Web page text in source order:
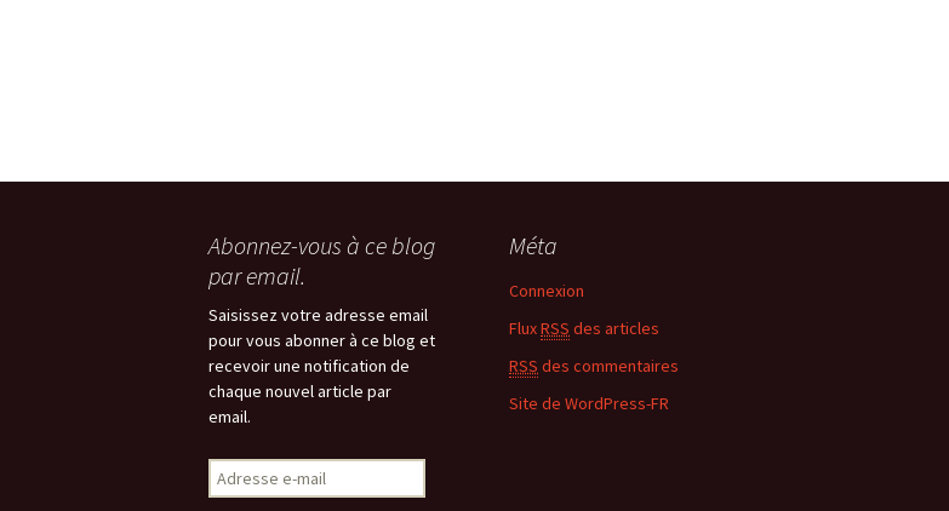
Abonnez-vous à ce blog
par email.
Saisissez votre adresse email
pour vous abonner à ce blog et
recevoir une notification de
chaque nouvel article par
email.
Adresse
e-
Méta
Connexion
FluxRSS des articles
RSS des commentaires
Site de WordPress-FR